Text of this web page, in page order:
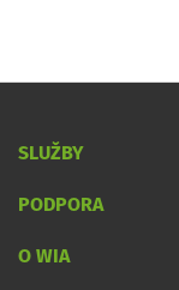
SLUŽBY
PODPORA
O WIA